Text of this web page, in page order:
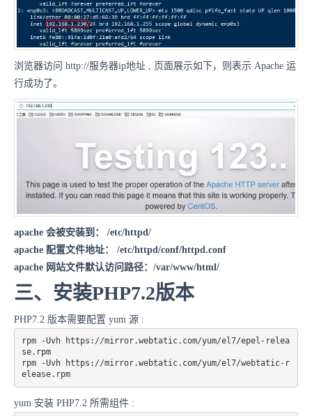
浏览器访问 http://服务器ip地址 , 页面展示如下，则表示 Apache 运
行成功了。
apache 会被安装到： /etc/httpd/
apache 配置文件地址： /etc/httpd/conf/httpd.conf
apache 网站文件默认访问路径：/var/www/html/
三、安装PHP7.2版本
PHP7.2 版本需要配置 yum 源 :
rpm -Uvh https://mirror.webtatic.com/yum/el7/epel-relea
se.rpm
rpm -Uvh https://mirror.webtatic.com/yum/el7/webtatic-r
elease.rpm
yum 安装 PHP7.2 所需组件 :